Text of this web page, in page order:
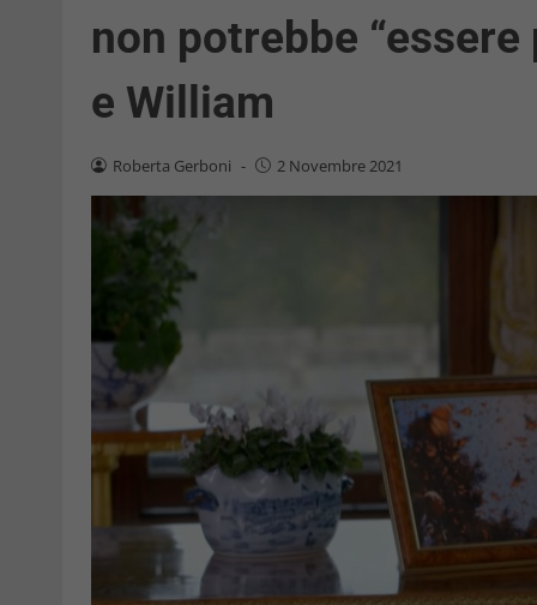
non potrebbe
e William
Roberta Gerboni - 2 Novembre 2021